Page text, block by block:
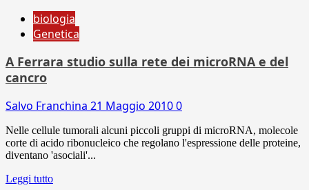
biologia
Genetica
A Ferrara studio sulla rete dei microRNA e del
cancro
Salvo Franchina 21 Maggio 20100
Nelle cellule tumorali alcuni piccoli gruppi di microRNA, molecole
corte di acido ribonucleico che regolano l'espressione delle proteine,
diventano 'asociali'...
Leggi tutto